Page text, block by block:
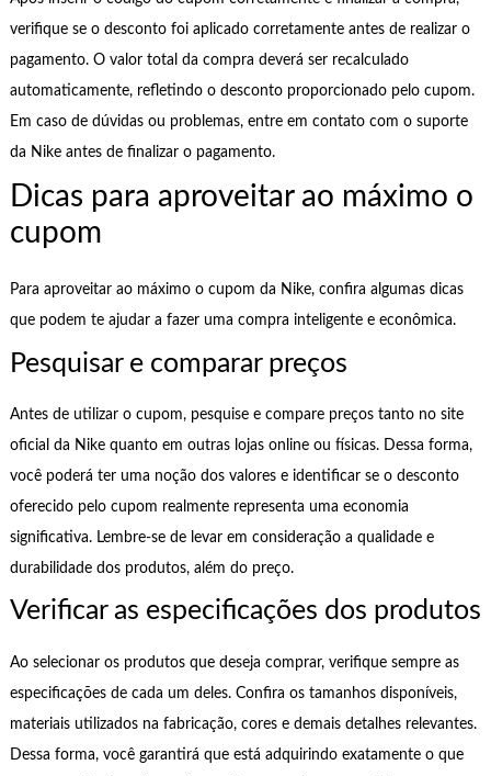
verifique se o desconto foi aplicado corretamente antes de realizar o
pagamento. O valor total da compra deverá ser recalculado
automaticamente, refletindo o desconto proporcionado pelo cupom.
Em caso de dúvidas ou problemas, entre em contato com o suporte
da Nike antes de finalizar o pagamento.
Dicas para aproveitar ao máximo o
cupom
Para aproveitar ao máximo o cupom da Nike, confira algumas dicas
que podem te ajudar a fazer uma compra inteligente e econômica.
Pesquisar e comparar preços
Antes de utilizar o cupom, pesquise e compare preços tanto no site
oficial da Nike quanto em outras lojas online ou físicas. Dessa forma,
você poderá ter uma noção dos valores e identificar se o desconto
oferecido pelo cupom realmente representa uma economia
significativa. Lembre-se de levar em consideração a qualidade e
durabilidade dos produtos, além do preço.
Verificar as especificações dos produtos
Ao selecionar os produtos que deseja comprar, verifique sempre as
especificações de cada um deles. Confira os tamanhos disponíveis,
materiais utilizados na fabricação, cores e demais detalhes relevantes.
Dessa forma, você garantirá que está adquirindo exatamente o que